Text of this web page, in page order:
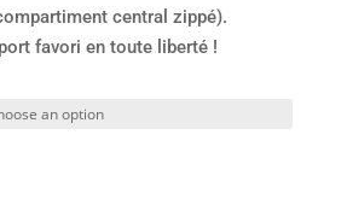
central zippé).
favori en toute liberté !